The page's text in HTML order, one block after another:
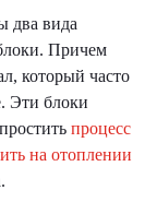
два вида
Причем
который часто
Эти блоки
процесс
на отоплении